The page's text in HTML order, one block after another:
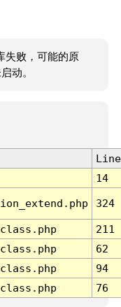
失败，可能的原
动。
Line
14
324
211
62
94
76